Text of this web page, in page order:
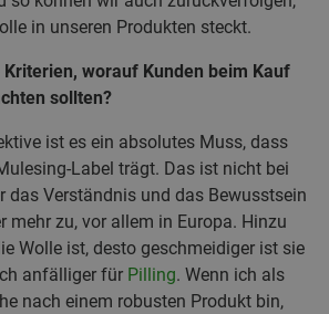
in unseren Produkten steckt.
worauf Kunden beim Kauf
sollten?
ist es ein absolutes Muss, dass
Label trägt. Das ist nicht bei
das Verständnis und das Bewusstsein
zu, vor allem in Europa. Hinzu
Wolle ist, desto geschmeidiger ist sie
anfälliger für Pilling. Wenn ich als
nach einem robusten Produkt bin,